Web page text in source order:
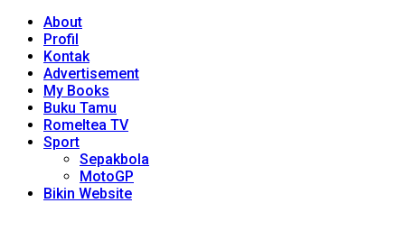
About
Profil
Kontak
Advertisement
My Books
Buku Tamu
Romeltea TV
Sport
Sepakbola
MotoGP
Bikin Website